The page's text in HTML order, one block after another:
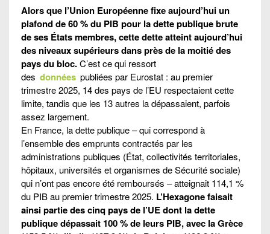
Alors que l’Union Européenne fixe aujourd’hui un
plafond de 60 % du PIB pour la dette publique brute
de ses États membres, cette dette atteint aujourd’hui
des niveaux supérieurs dans près de la moitié des
pays du bloc.C’est ce qui ressort
des données publiées par Eurostat : au premier
trimestre 2025, 14 des pays de l’EU respectaient cette
limite, tandis que les 13 autres la dépassaient, parfois
assez largement.
En France, la dette publique – qui correspond à
l’ensemble des emprunts contractés par les
administrations publiques (État, collectivités territoriales,
hôpitaux, universités et organismes de Sécurité sociale)
qui n’ont pas encore été remboursés – atteignait 114,1 %
du PIB au premier trimestre 2025. L’Hexagone faisait
ainsi partie des cinq pays de l’UE dont la dette
publique dépassait 100 % de leurs PIB, avec la Grèce